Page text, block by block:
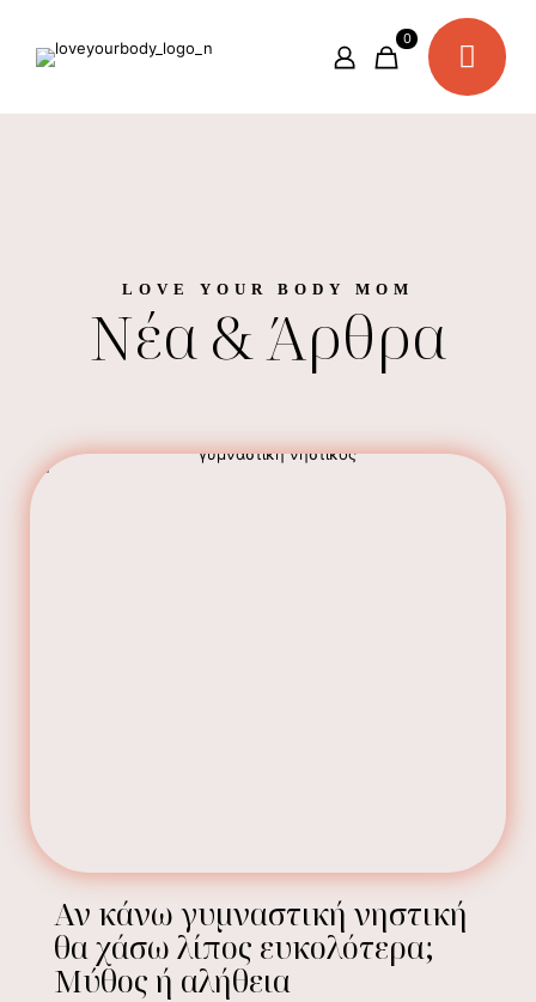
0
LOVE YOUR BODY MOM
Νέα & Άρθρα
Αν κάνω γυμναστική νηστική
θα χάσω λίπος ευκολότερα;
Μύθος ή αλήθεια